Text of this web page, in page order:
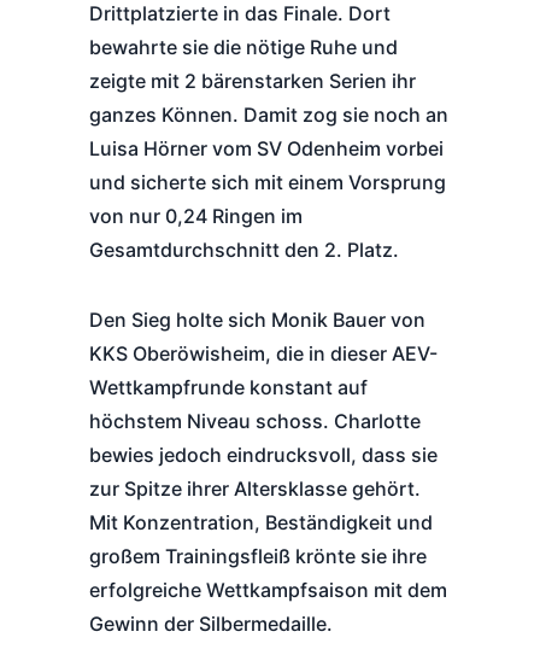
Drittplatzierte in das Finale. Dort
bewahrte sie die nötige Ruhe und
zeigte mit 2 bärenstarken Serien ihr
ganzes Können. Damit zog sie noch an
Luisa Hörner vom SV Odenheim vorbei
und sicherte sich mit einem Vorsprung
von nur 0,24 Ringen im
Gesamtdurchschnitt den 2. Platz.
Den Sieg holte sich Monik Bauer von
KKS Oberöwisheim, die in dieser AEV-
Wettkampfrunde konstant auf
höchstem Niveau schoss. Charlotte
bewies jedoch eindrucksvoll, dass sie
zur Spitze ihrer Altersklasse gehört.
Mit Konzentration, Beständigkeit und
großem Trainingsfleiß krönte sie ihre
erfolgreiche Wettkampfsaison mit dem
Gewinn der Silbermedaille.